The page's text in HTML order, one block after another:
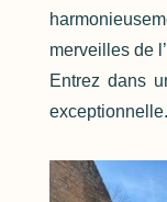
merveilles de
Entrez dans
exceptionnelle.